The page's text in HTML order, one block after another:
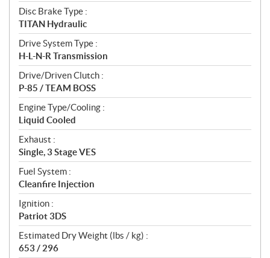
Disc Brake Type :
TITAN Hydraulic
Drive System Type :
H-L-N-R Transmission
Drive/Driven Clutch :
P-85 / TEAM BOSS
Engine Type/Cooling :
Liquid Cooled
Exhaust :
Single, 3 Stage VES
Fuel System :
Cleanfire Injection
Ignition :
Patriot 3DS
Estimated Dry Weight (lbs / kg) :
653 / 296